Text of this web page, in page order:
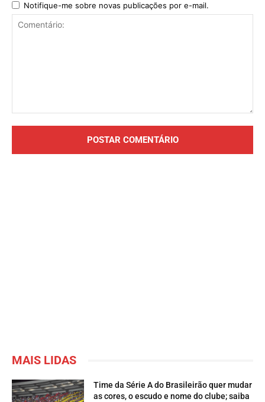
Notifique-me sobre novas publicações por e-mail.
MAIS LIDAS
Time da Série A do Brasileirão quer mudar
as cores, o escudo e nome do clube; saiba